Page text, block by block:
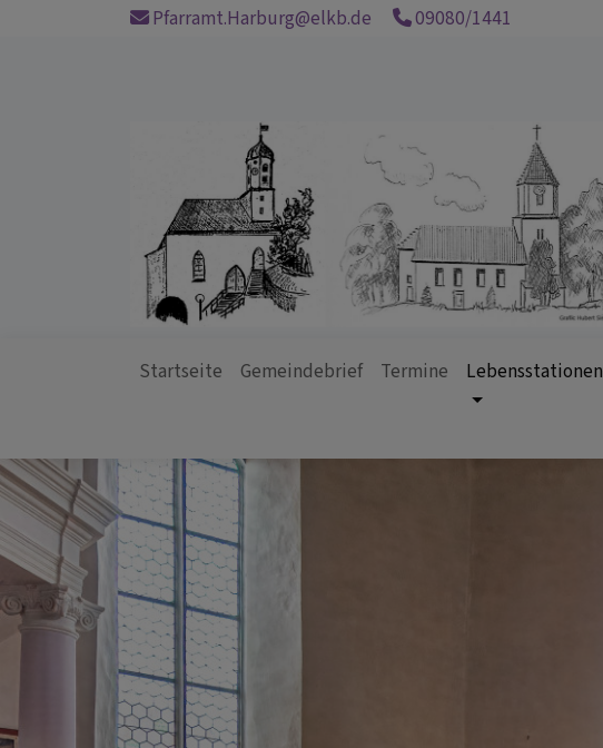
Pfarramt.Harburg@elkb.de 09080/1441
Startseite Gemeindebrief Termine Lebensstationen